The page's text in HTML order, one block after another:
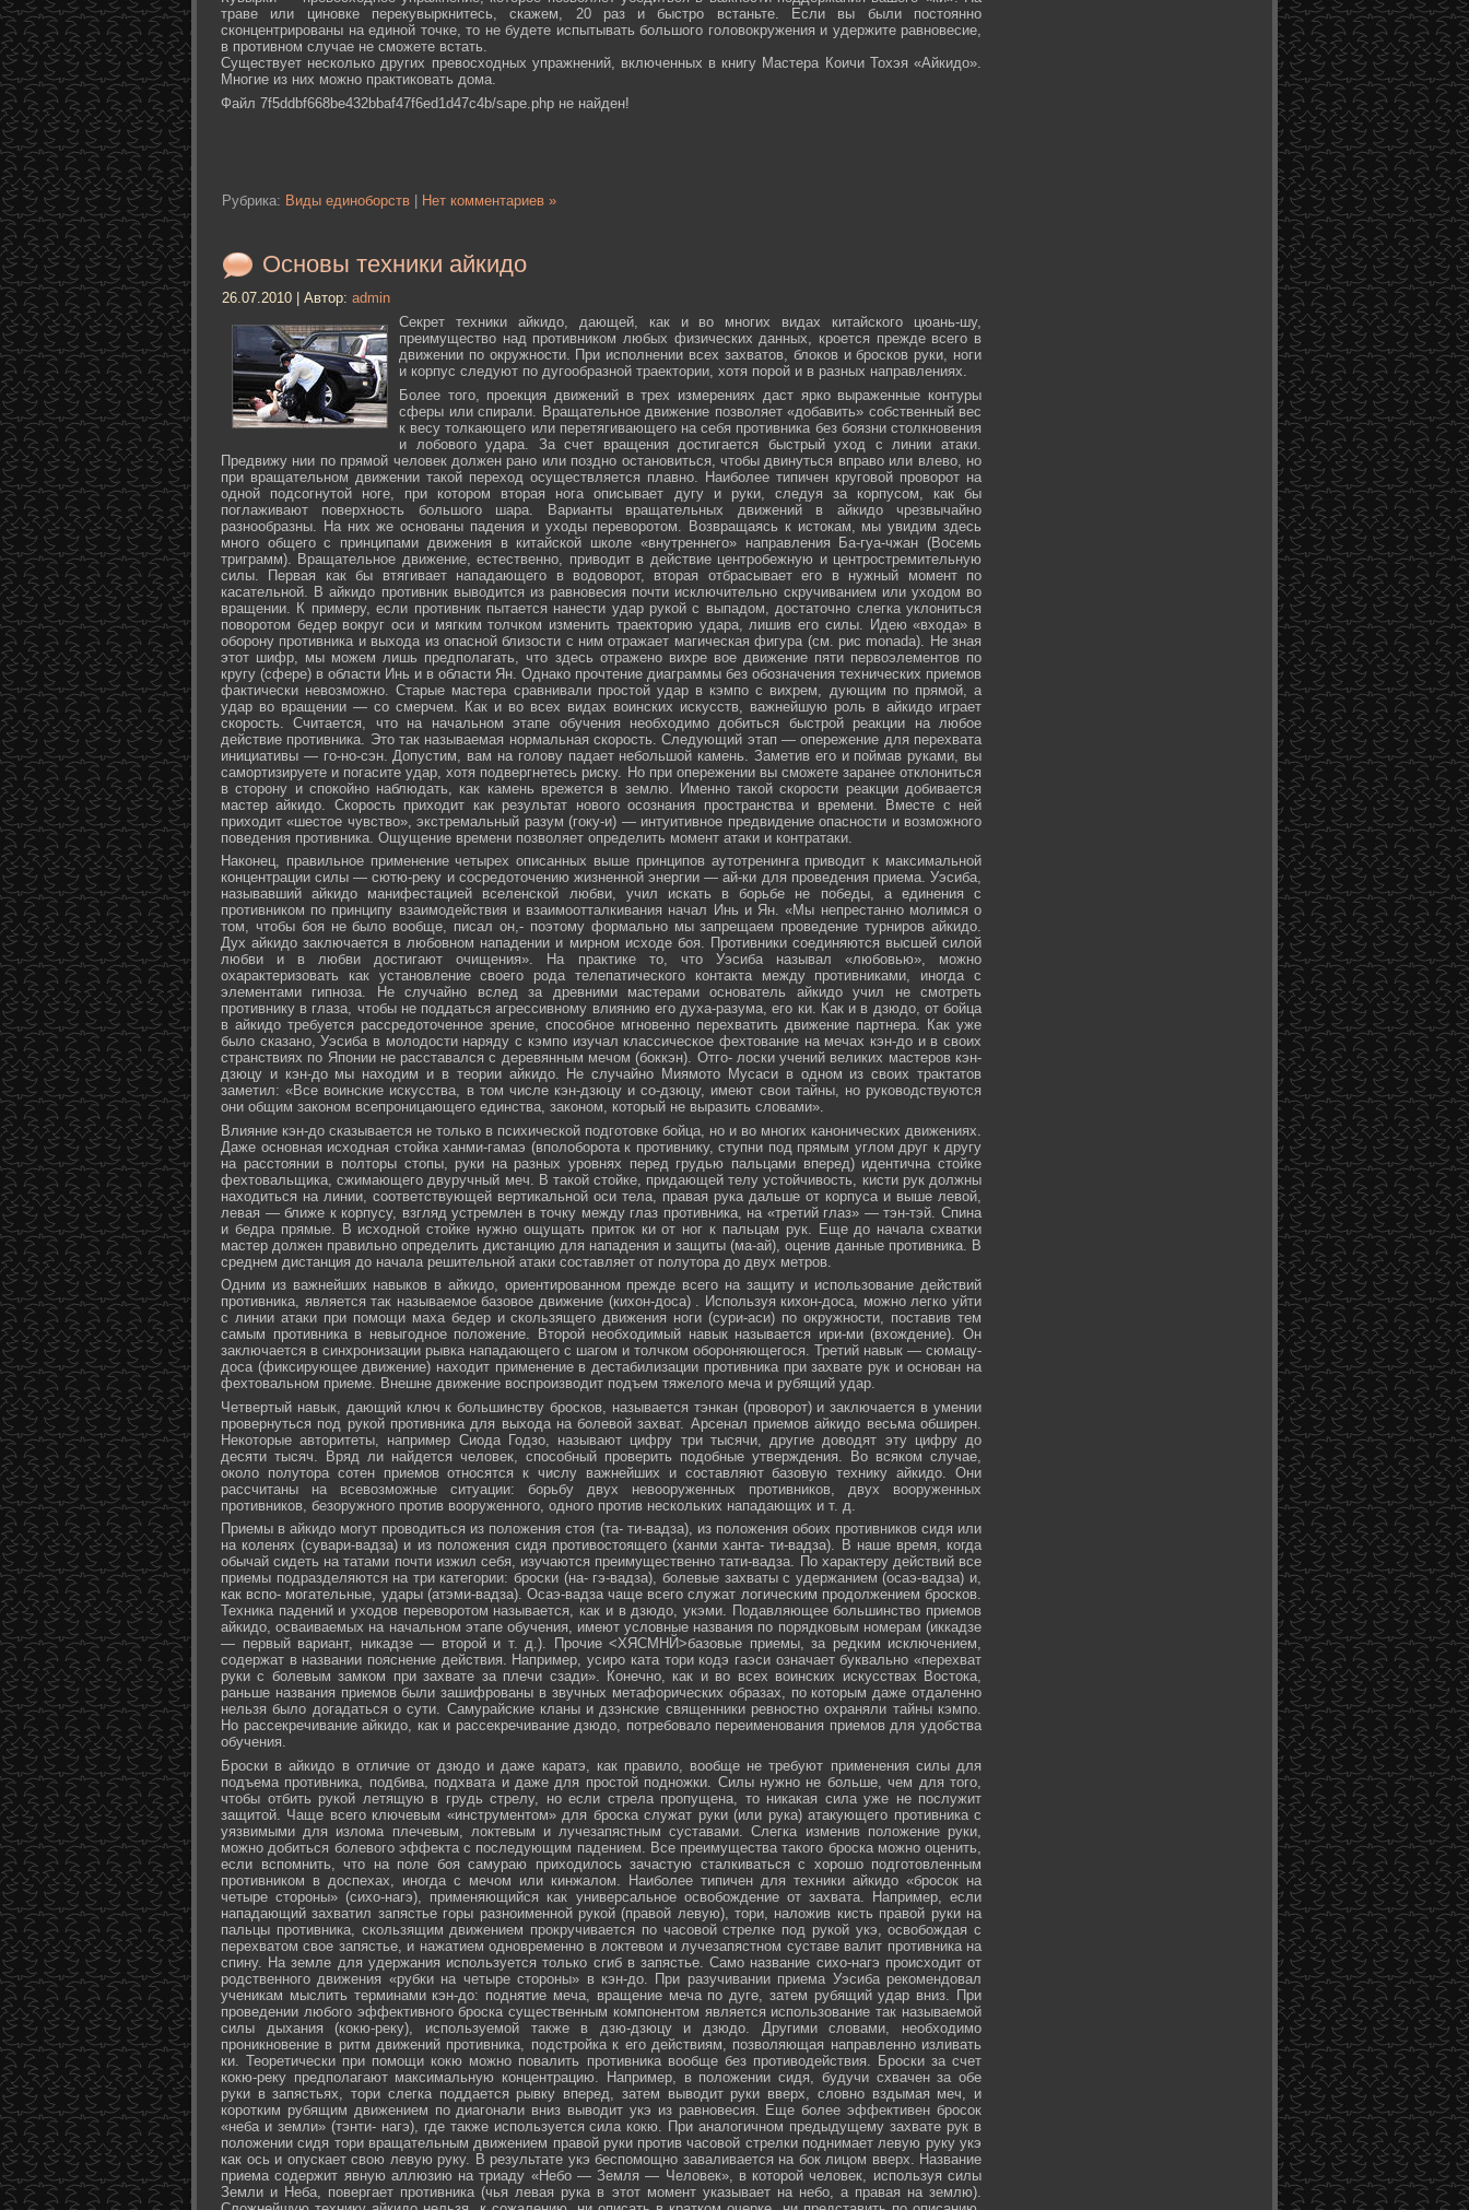
траве или циновке перекувыркнитесь, скажем, 20 раз и быстро встаньте. Если вы были постоянно
сконцентрированы на единой точке, то не будете испытывать большого головокружения и удержите равновесие,
в противном случае не сможете встать.
Существует несколько других превосходных упражнений, включенных в книгу Мастера Коичи Тохэя «Айкидо».
Многие из них можно практиковать дома.
Файл 7f5ddbf668be432bbaf47f6ed1d47c4b/sape.php не найден!
Рубрика: Виды единоборств Нет комментариев »
Основы техники айкидо
26.07.2010 | Автор: admin
Секрет техники айкидо, дающей, как и во многих видах китайского цюань-шу,
преимущество над противником любых физических данных, кроется прежде всего в
движении по окружности. При исполнении всех захватов, блоков и бросков руки, ноги
и корпус следуют по дугообразной траектории, хотя порой и в разных направлениях.
Более того, проекция движений в трех измерениях даст ярко выраженные контуры
сферы или спирали. Вращательное движение позволяет «добавить» собственный вес
к весу толкающего или перетягивающего на себя противника без боязни столкновения
и лобового удара. За счет вращения достигается быстрый уход с линии атаки.
Предвижу нии по прямой человек должен рано или поздно остановиться, чтобы двинуться вправо или влево, но
при вращательном движении такой переход осуществляется плавно. Наиболее типичен круговой проворот на
одной подсогнутой ноге, при котором вторая нога описывает дугу и руки, следуя за корпусом, как бы
поглаживают поверхность большого шара. Варианты вращательных движений в айкидо чрезвычайно
разнообразны. На них же основаны падения и уходы переворотом. Возвращаясь к истокам, мы увидим здесь
много общего с принципами движения в китайской школе «внутреннего» направления Ба-гуа-чжан (Восемь
триграмм). Вращательное движение, естественно, приводит в действие центробежную и центростремительную
силы. Первая как бы втягивает нападающего в водоворот, вторая отбрасывает его в нужный момент по
касательной. В айкидо противник выводится из равновесия почти исключительно скручиванием или уходом во
вращении. К примеру, если противник пытается нанести удар рукой с выпадом, достаточно слегка уклониться
поворотом бедер вокруг оси и мягким толчком изменить траекторию удара, лишив его силы. Идею «входа» в
оборону противника и выхода из опасной близости с ним отражает магическая фигура (см. рис monada). Не зная
этот шифр, мы можем лишь предполагать, что здесь отражено вихре вое движение пяти первоэлементов по
кругу (сфере) в области Инь и в области Ян. Однако прочтение диаграммы без обозначения технических приемов
фактически невозможно. Старые мастера сравнивали простой удар в кэмпо с вихрем, дующим по прямой, а
удар во вращении — со смерчем. Как и во всех видах воинских искусств, важнейшую роль в айкидо играет
скорость. Считается, что на начальном этапе обучения необходимо добиться быстрой реакции на любое
действие противника. Это так называемая нормальная скорость. Следующий этап — опережение для перехвата
инициативы — го-но-сэн. Допустим, вам на голову падает небольшой камень. Заметив его и поймав руками, вы
самортизируете и погасите удар, хотя подвергнетесь риску. Но при опережении вы сможете заранее отклониться
в сторону и спокойно наблюдать, как камень врежется в землю. Именно такой скорости реакции добивается
мастер айкидо. Скорость приходит как результат нового осознания пространства и времени. Вместе с ней
приходит «шестое чувство», экстремальный разум (гоку-и) — интуитивное предвидение опасности и возможного
поведения противника. Ощущение времени позволяет определить момент атаки и контратаки.
Наконец, правильное применение четырех описанных выше принципов аутотренинга приводит к максимальной
концентрации силы — сютю-реку и сосредоточению жизненной энергии — ай-ки для проведения приема. Уэсиба,
называвший айкидо манифестацией вселенской любви, учил искать в борьбе не победы, а единения с
противником по принципу взаимодействия и взаимоотталкивания начал Инь и Ян. «Мы непрестанно молимся о
том, чтобы боя не было вообще, писал он,- поэтому формально мы запрещаем проведение турниров айкидо.
Дух айкидо заключается в любовном нападении и мирном исходе боя. Противники соединяются высшей силой
любви и в любви достигают очищения». На практике то, что Уэсиба называл «любовью», можно
охарактеризовать как установление своего рода телепатического контакта между противниками, иногда с
элементами гипноза. Не случайно вслед за древними мастерами основатель айкидо учил не смотреть
противнику в глаза, чтобы не поддаться агрессивному влиянию его духа-разума, его ки. Как и в дзюдо, от бойца
в айкидо требуется рассредоточенное зрение, способное мгновенно перехватить движение партнера. Как уже
было сказано, Уэсиба в молодости наряду с кэмпо изучал классическое фехтование на мечах кэн-до и в своих
странствиях по Японии не расставался с деревянным мечом (боккэн). Отго- лоски учений великих мастеров кэн-
дзюцу и кэн-до мы находим и в теории айкидо. Не случайно Миямото Мусаси в одном из своих трактатов
заметил: «Все воинские искусства, в том числе кэн-дзюцу и со-дзюцу, имеют свои тайны, но руководствуются
они общим законом всепроницающего единства, законом, который не выразить словами».
Влияние кэн-до сказывается не только в психической подготовке бойца, но и во многих канонических движениях.
Даже основная исходная стойка ханми-гамаэ (вполоборота к противнику, ступни под прямым углом друг к другу
на расстоянии в полторы стопы, руки на разных уровнях перед грудью пальцами вперед) идентична стойке
фехтовальщика, сжимающего двуручный меч. В такой стойке, придающей телу устойчивость, кисти рук должны
находиться на линии, соответствующей вертикальной оси тела, правая рука дальше от корпуса и выше левой,
левая — ближе к корпусу, взгляд устремлен в точку между глаз противника, на «третий глаз» — тэн-тэй. Спина
и бедра прямые. В исходной стойке нужно ощущать приток ки от ног к пальцам рук. Еще до начала схватки
мастер должен правильно определить дистанцию для нападения и защиты (ма-ай), оценив данные противника. В
среднем дистанция до начала решительной атаки составляет от полутора до двух метров.
Одним из важнейших навыков в айкидо, ориентированном прежде всего на защиту и использование действий
противника, является так называемое базовое движение (кихон-доса) . Используя кихон-доса, можно легко уйти
с линии атаки при помощи маха бедер и скользящего движения ноги (сури-аси) по окружности, поставив тем
самым противника в невыгодное положение. Второй необходимый навык называется ири-ми (вхождение). Он
заключается в синхронизации рывка нападающего с шагом и толчком обороняющегося. Третий навык — сюмацу-
доса (фиксирующее движение) находит применение в дестабилизации противника при захвате рук и основан на
фехтовальном приеме. Внешне движение воспроизводит подъем тяжелого меча и рубящий удар.
Четвертый навык, дающий ключ к большинству бросков, называется тэнкан (проворот) и заключается в умении
провернуться под рукой противника для выхода на болевой захват. Арсенал приемов айкидо весьма обширен.
Некоторые авторитеты, например Сиода Годзо, называют цифру три тысячи, другие доводят эту цифру до
десяти тысяч. Вряд ли найдется человек, способный проверить подобные утверждения. Во всяком случае,
около полутора сотен приемов относятся к числу важнейших и составляют базовую технику айкидо. Они
рассчитаны на всевозможные ситуации: борьбу двух невооруженных противников, двух вооруженных
противников, безоружного против вооруженного, одного против нескольких нападающих и т. д.
Приемы в айкидо могут проводиться из положения стоя (та- ти-вадза), из положения обоих противников сидя или
на коленях (сувари-вадза) и из положения сидя противостоящего (ханми ханта- ти-вадза). В наше время, когда
обычай сидеть на татами почти изжил себя, изучаются преимущественно тати-вадза. По характеру действий все
приемы подразделяются на три категории: броски (на- гэ-вадза), болевые захваты с удержанием (осаэ-вадза) и,
как вспо- могательные, удары (атэми-вадза). Осаэ-вадза чаще всего служат логическим продолжением бросков.
Техника падений и уходов переворотом называется, как и в дзюдо, укэми. Подавляющее большинство приемов
айкидо, осваиваемых на начальном этапе обучения, имеют условные названия по порядковым номерам (иккадзе
— первый вариант, никадзе — второй и т. д.). Прочие <ХЯСМНЙ>базовые приемы, за редким исключением,
содержат в названии пояснение действия. Например, усиро ката тори кодэ гаэси означает буквально «перехват
руки с болевым замком при захвате за плечи сзади». Конечно, как и во всех воинских искусствах Востока,
раньше названия приемов были зашифрованы в звучных метафорических образах, по которым даже отдаленно
нельзя было догадаться о сути. Самурайские кланы и дзэнские священники ревностно охраняли тайны кэмпо.
Но рассекречивание айкидо, как и рассекречивание дзюдо, потребовало переименования приемов для удобства
обучения.
Броски в айкидо в отличие от дзюдо и даже каратэ, как правило, вообще не требуют применения силы для
подъема противника, подбива, подхвата и даже для простой подножки. Силы нужно не больше, чем для того,
чтобы отбить рукой летящую в грудь стрелу, но если стрела пропущена, то никакая сила уже не послужит
защитой. Чаще всего ключевым «инструментом» для броска служат руки (или рука) атакующего противника с
уязвимыми для излома плечевым, локтевым и лучезапястным суставами. Слегка изменив положение руки,
можно добиться болевого эффекта с последующим падением. Все преимущества такого броска можно оценить,
если вспомнить, что на поле боя самураю приходилось зачастую сталкиваться с хорошо подготовленным
противником в доспехах, иногда с мечом или кинжалом. Наиболее типичен для техники айкидо «бросок на
четыре стороны» (сихо-нагэ), применяющийся как универсальное освобождение от захвата. Например, если
нападающий захватил запястье горы разноименной рукой (правой левую), тори, наложив кисть правой руки на
пальцы противника, скользящим движением прокручивается по часовой стрелке под рукой укэ, освобождая с
перехватом свое запястье, и нажатием одновременно в локтевом и лучезапястном суставе валит противника на
спину. На земле для удержания используется только сгиб в запястье. Само название сихо-нагэ происходит от
родственного движения «рубки на четыре стороны» в кэн-до. При разучивании приема Уэсиба рекомендовал
ученикам мыслить терминами кэн-до: поднятие меча, вращение меча по дуге, затем рубящий удар вниз. При
проведении любого эффективного броска существенным компонентом является использование так называемой
силы дыхания (кокю-реку), используемой также в дзю-дзюцу и дзюдо. Другими словами, необходимо
проникновение в ритм движений противника, подстройка к его действиям, позволяющая направленно изливать
ки. Теоретически при помощи кокю можно повалить противника вообще без противодействия. Броски за счет
кокю-реку предполагают максимальную концентрацию. Например, в положении сидя, будучи схвачен за обе
руки в запястьях, тори слегка поддается рывку вперед, затем выводит руки вверх, словно вздымая меч, и
коротким рубящим движением по диагонали вниз выводит укэ из равновесия. Еще более эффективен бросок
«неба и земли» (тэнти- нагэ), где также используется сила кокю. При аналогичном предыдущему захвате рук в
положении сидя тори вращательным движением правой руки против часовой стрелки поднимает левую руку укэ
как ось и опускает свою левую руку. В результате укэ беспомощно заваливается на бок лицом вверх. Название
приема содержит явную аллюзию на триаду «Небо — Земля — Человек», в которой человек, используя силы
Земли и Неба, повергает противника (чья левая рука в этот момент указывает на небо, а правая на землю).